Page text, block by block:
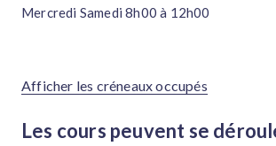
Mercredi Samedi 8h00 à 12h00
Afficher les créneaux occupés
Les cours peuvent se